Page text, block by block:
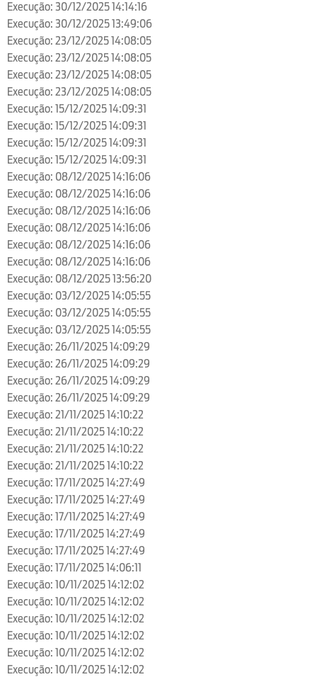
Execução: 30/12/2025 14:14:16
Execução: 30/12/2025 13:49:06
Execução: 23/12/2025 14:08:05
Execução: 23/12/2025 14:08:05
Execução: 23/12/2025 14:08:05
Execução: 23/12/2025 14:08:05
Execução: 15/12/2025 14:09:31
Execução: 15/12/2025 14:09:31
Execução: 15/12/2025 14:09:31
Execução: 15/12/2025 14:09:31
Execução: 08/12/2025 14:16:06
Execução: 08/12/2025 14:16:06
Execução: 08/12/2025 14:16:06
Execução: 08/12/2025 14:16:06
Execução: 08/12/2025 14:16:06
Execução: 08/12/2025 14:16:06
Execução: 08/12/2025 13:56:20
Execução: 03/12/2025 14:05:55
Execução: 03/12/2025 14:05:55
Execução: 03/12/2025 14:05:55
Execução: 26/11/2025 14:09:29
Execução: 26/11/2025 14:09:29
Execução: 26/11/2025 14:09:29
Execução: 26/11/2025 14:09:29
Execução: 21/11/2025 14:10:22
Execução: 21/11/2025 14:10:22
Execução: 21/11/2025 14:10:22
Execução: 21/11/2025 14:10:22
Execução: 17/11/2025 14:27:49
Execução: 17/11/2025 14:27:49
Execução: 17/11/2025 14:27:49
Execução: 17/11/2025 14:27:49
Execução: 17/11/2025 14:27:49
Execução: 17/11/2025 14:06:11
Execução: 10/11/2025 14:12:02
Execução: 10/11/2025 14:12:02
Execução: 10/11/2025 14:12:02
Execução: 10/11/2025 14:12:02
Execução: 10/11/2025 14:12:02
Execução: 10/11/2025 14:12:02